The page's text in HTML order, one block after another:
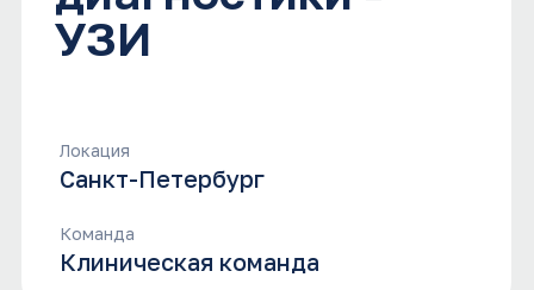
Санкт-Петербург
Локация
Заработная плата